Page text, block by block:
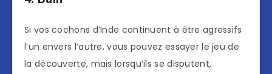
Si vos cochons d’Inde continuent à être agressifs
l’un envers l’autre, vous pouvez essayer le jeu de
la découverte, mais lorsqu’ils se disputent,